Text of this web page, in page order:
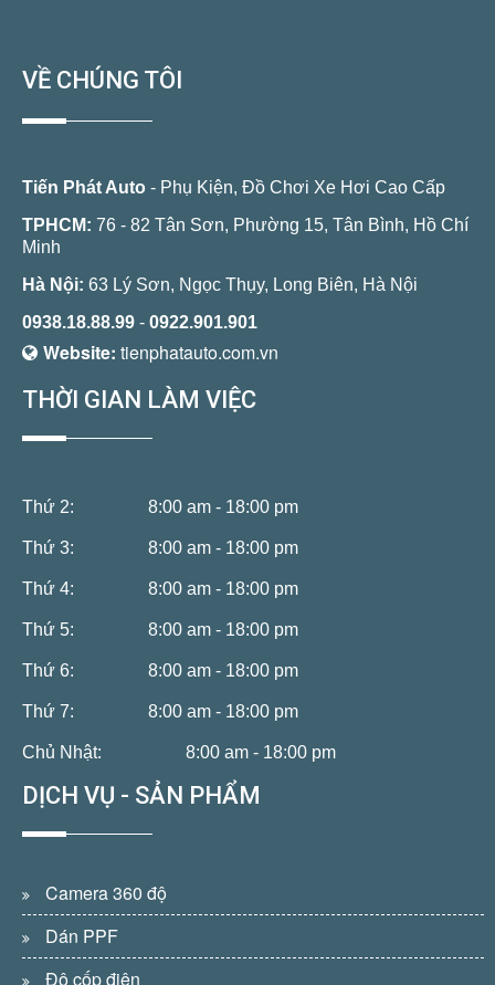
VỀ CHÚNG TÔI
Tiến Phát Auto - Phụ Kiện, Đồ Chơi Xe Hơi Cao Cấp
TPHCM: 76 - 82 Tân Sơn, Phường 15, Tân Bình, Hồ Chí
Minh
Hà Nội: 63 Lý Sơn, Ngọc Thụy, Long Biên, Hà Nội
0938.18.88.99 - 0922.901.901
Website: tienphatauto.com.vn
THỜI GIAN LÀM VIỆC
Thứ 2: 8:00 am - 18:00 pm
Thứ 3: 8:00 am - 18:00 pm
Thứ 4: 8:00 am - 18:00 pm
Thứ 5: 8:00 am - 18:00 pm
Thứ 6: 8:00 am - 18:00 pm
Thứ 7: 8:00 am - 18:00 pm
Chủ Nhật: 8:00 am - 18:00 pm
DỊCH VỤ - SẢN PHẨM
Camera 360 độ
Dán PPF
Độ cốp điện